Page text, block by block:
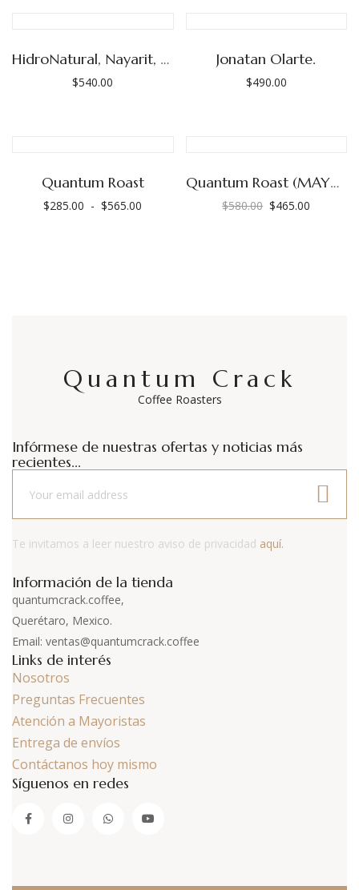
HidroNatural, Nayarit, Emilio Inda
$540.00
Jonatan Olarte.
$490.00
Quantum Roast
$285.00 - $565.00
Quantum Roast (MAYOREO)
$580.00 $465.00
Quantum Crack
Coffee Roasters
Infórmese de nuestras ofertas y noticias más
recientes...
Te invitamos a leer nuestro aviso de privacidad aquí.
Información de la tienda
quantumcrack.coffee,
Querétaro, Mexico.
Email: ventas@quantumcrack.coffee
Links de interés
Nosotros
Preguntas Frecuentes
Atención a Mayoristas
Entrega de envíos
Contáctanos hoy mismo
Síguenos en redes